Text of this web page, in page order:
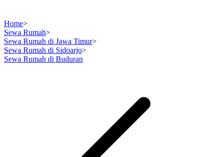
Home>
Sewa Rumah>
Sewa Rumah di Jawa Timur>
Sewa Rumah di Sidoarjo>
Sewa Rumah di Buduran